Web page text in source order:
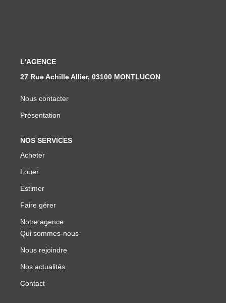
L'AGENCE
27 Rue Achille Allier, 03100 MONTLUCON
Nous contacter
Présentation
NOS SERVICES
Acheter
Louer
Estimer
Faire gérer
Notre agence
Qui sommes-nous
Nous rejoindre
Nos actualités
Contact